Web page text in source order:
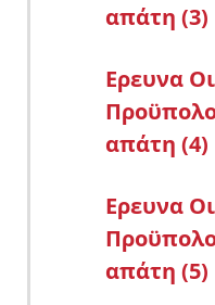
απάτη (3)
Ερευνα
απάτη (4)
Ερευνα
απάτη (5)